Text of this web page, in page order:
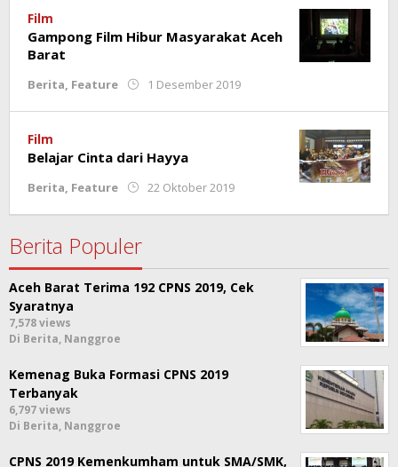
Film
Gampong Film Hibur Masyarakat Aceh
Barat
Berita, Feature 1 Desember 2019
Trisnamal
Film
Belajar Cinta dari Hayya
Berita, Feature 22 Oktober 2019
Berita Populer
Aceh Barat Terima 192 CPNS 2019, Cek
Syaratnya
7,578 views
Di Berita, Nanggroe
Kemenag Buka Formasi CPNS 2019
Terbanyak
6,797 views
Di Berita, Nanggroe
CPNS 2019 Kemenkumham untuk SMA/SMK,